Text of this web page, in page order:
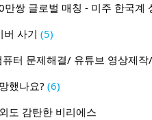
쌍 글로벌 매칭 - 미주 한국계
버 사기 (5)
터 문제해결/ 유튜브 영상제작
했나요? (6)
도 감탄한 비리에스